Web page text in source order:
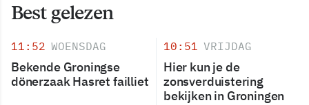
Best gelezen
11:52 WOENSDAG
Bekende Groningse
dönerzaak Hasret failliet
10:51 VRIJDAG
Hier kun je de
zonsverduistering
bekijken in Groningen